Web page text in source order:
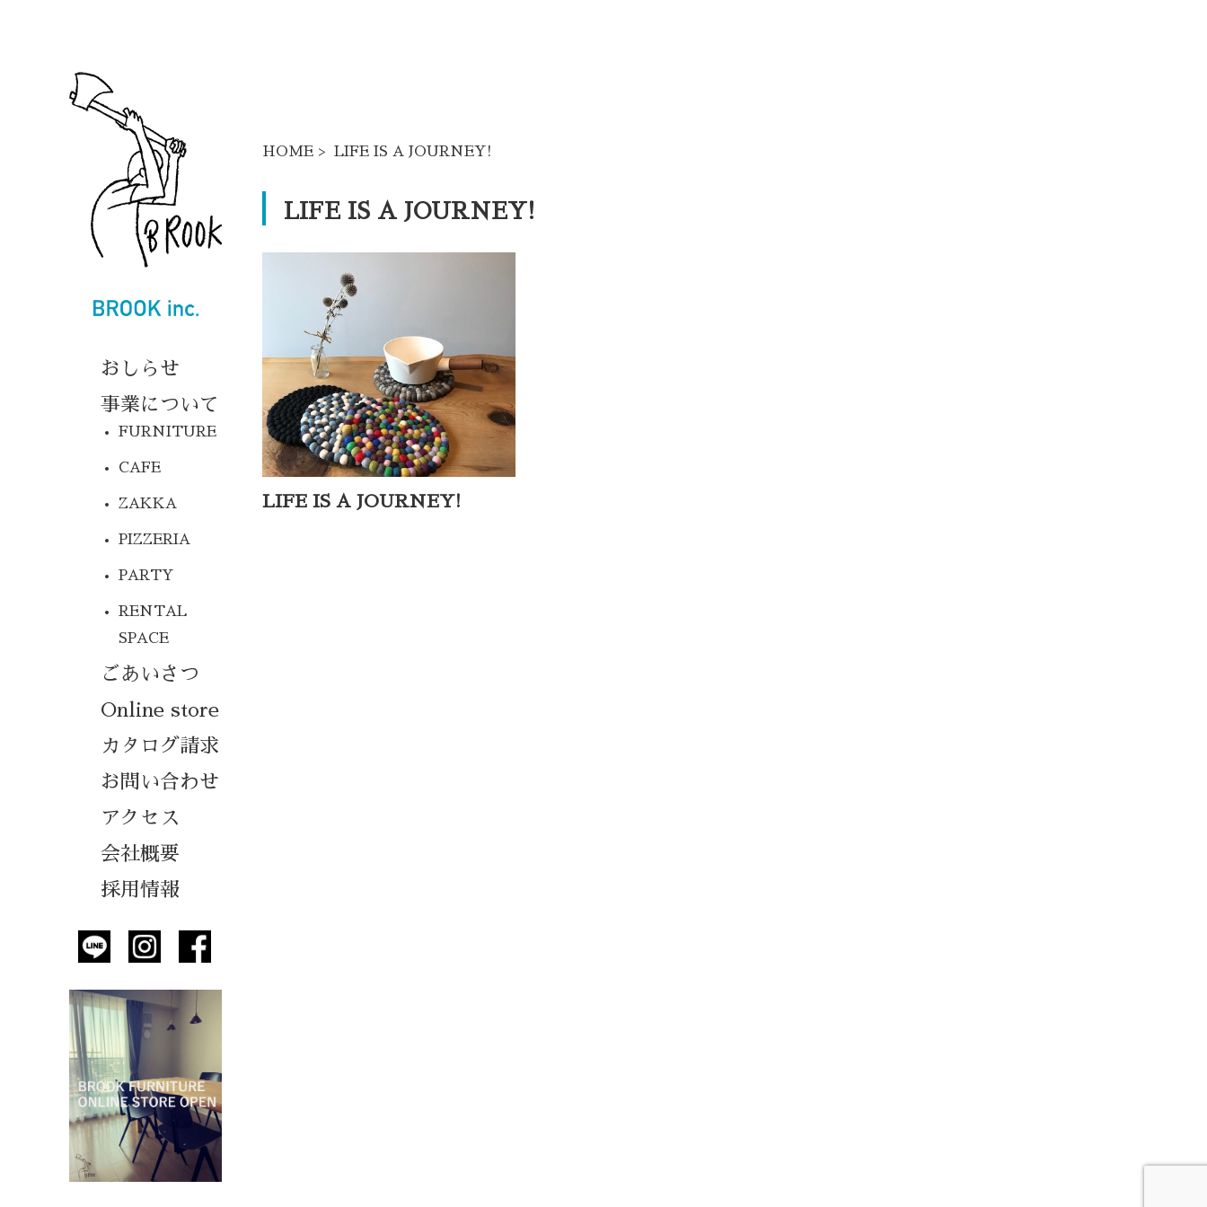
おしらせ
事業について
FURNITURE
CAFE
ZAKKA
PIZZERIA
PARTY
RENTAL
SPACE
ごあいさつ
Online store
カタログ請求
お問い合わせ
アクセス
会社概要
採用情報
HOME > LIFE IS A JOURNEY!
LIFE IS A JOURNEY!
LIFE IS A JOURNEY!